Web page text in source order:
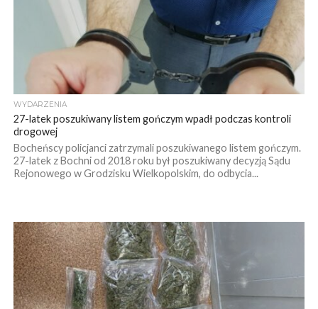
WYDARZENIA
27-latek poszukiwany listem gończym wpadł podczas kontroli
drogowej
Bocheńscy policjanci zatrzymali poszukiwanego listem gończym.
27-latek z Bochni od 2018 roku był poszukiwany decyzją Sądu
Rejonowego w Grodzisku Wielkopolskim, do odbycia...